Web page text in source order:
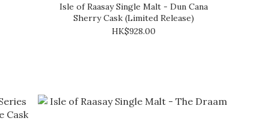
Isle of Raasay Single Malt - Dun Cana
Sherry Cask (Limited Release)
HK$928.00